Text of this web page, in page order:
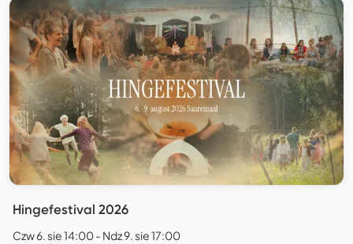
Hingefestival 2026
Czw 6. sie 14:00 - Ndz 9. sie 17:00